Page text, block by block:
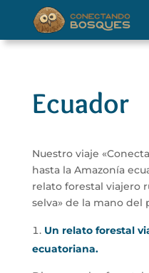
Ecuador
Nuestro viaje
hasta la Amazonía
relato forestal viajero
selva» de la mano del
Un relato forestal
ecuatoriana.